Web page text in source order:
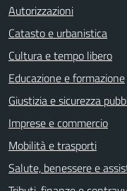
Autorizzazioni
Catasto e urbanistica
Cultura e tempo libero
Educazione e formazione
Giustizia e sicurezza
Imprese e commercio
Mobilità e trasporti
Salute, benessere e